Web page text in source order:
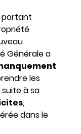
portant
Générale a
les
à sa
,
dans le